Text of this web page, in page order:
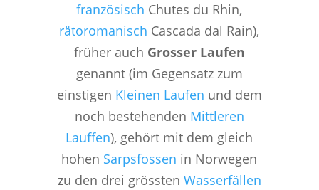
französisch Chutes du Rhin,
rätoromanisch Cascada dal Rain),
früher auch Grosser Laufen
genannt (im Gegensatz zum
einstigen Kleinen Laufen und dem
noch bestehenden Mittleren
Lauffen), gehört mit dem gleich
hohen Sarpsfossen in Norwegen
zu den drei grössten Wasserfällen